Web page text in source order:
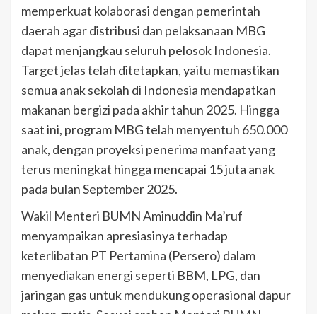
memperkuat kolaborasi dengan pemerintah
daerah agar distribusi dan pelaksanaan MBG
dapat menjangkau seluruh pelosok Indonesia.
Target jelas telah ditetapkan, yaitu memastikan
semua anak sekolah di Indonesia mendapatkan
makanan bergizi pada akhir tahun 2025. Hingga
saat ini, program MBG telah menyentuh 650.000
anak, dengan proyeksi penerima manfaat yang
terus meningkat hingga mencapai 15 juta anak
pada bulan September 2025.
Wakil Menteri BUMN Aminuddin Ma’ruf
menyampaikan apresiasinya terhadap
keterlibatan PT Pertamina (Persero) dalam
menyediakan energi seperti BBM, LPG, dan
jaringan gas untuk mendukung operasional dapur